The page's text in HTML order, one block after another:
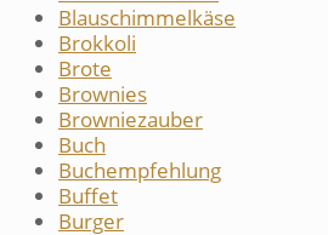
Blauschimmelkäse
Brokkoli
Brote
Brownies
Browniezauber
Buch
Buchempfehlung
Buffet
Burger